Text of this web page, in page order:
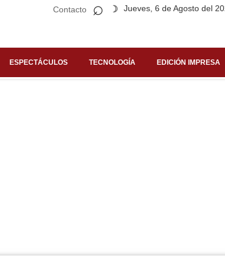
Contacto Jueves, 6 de Agosto del
⌕ ☽
ESPECTÁCULOS TECNOLOGÍA EDICIÓN IMPRESA